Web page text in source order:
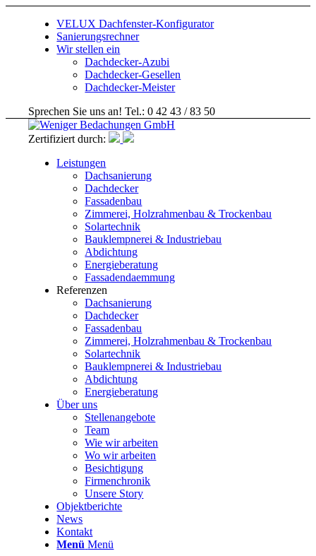
VELUX Dachfenster-Konfigurator
Sanierungsrechner
Wir stellen ein
Dachdecker-Azubi
Dachdecker-Gesellen
Dachdecker-Meister
Sprechen Sie uns an! Tel.: 0 42 43 / 83 50
Zertifiziert durch:
Leistungen
Dachsanierung
Dachdecker
Fassadenbau
Zimmerei, Holzrahmenbau & Trockenbau
Solartechnik
Bauklempnerei & Industriebau
Abdichtung
Energieberatung
Fassadendaemmung
Referenzen
Dachsanierung
Dachdecker
Fassadenbau
Zimmerei, Holzrahmenbau & Trockenbau
Solartechnik
Bauklempnerei & Industriebau
Abdichtung
Energieberatung
Über uns
Stellenangebote
Team
Wie wir arbeiten
Wo wir arbeiten
Besichtigung
Firmenchronik
Unsere Story
Objektberichte
News
Kontakt
Menü Menü